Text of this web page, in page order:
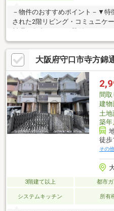
－物件のおすすめポイント－▼特
された2階リビング・コミュニケ
料理に集中しやすい壁付キッチン
良好・各洋室に収納を確保・2・
は2か所、忙しい朝も同時使用可
済▼周辺環境・万代舟田店 徒歩6
学校 徒歩7分(約560m)・門真市立
ご希望の住まい探しをお手伝
細・ご相談はお気軽にお問い合わ
大阪府守口市寺方錦
間取
建物
土地
築年
徒歩
その
3階建て以上 都市
システムキッチン 所有